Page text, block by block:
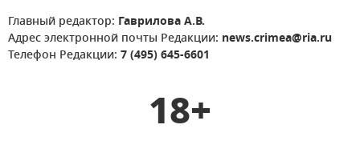
Главный редактор: Гаврилова А.В.
Адрес электронной почты Редакции: news.crimea@ria.ru
Телефон Редакции: 7 (495) 645-6601
18+